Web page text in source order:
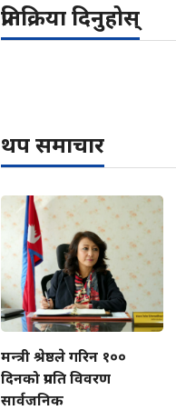
प्रतिक्रिया दिनुहोस्
थप समाचार
मन्त्री श्रेष्ठले गरिन १००
दिनको प्रगति विवरण
सार्वजनिक